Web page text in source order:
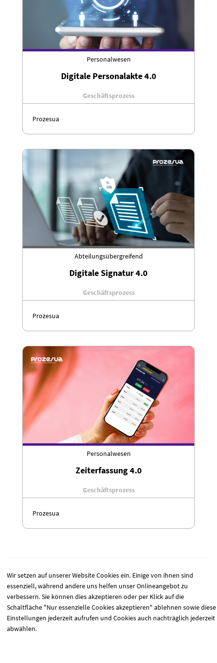
Personalwesen
Digitale Personalakte 4.0
Geschäftsprozess
Prozesua
Abteilungsübergreifend
Digitale Signatur 4.0
Geschäftsprozess
Prozesua
Personalwesen
Zeiterfassung 4.0
Geschäftsprozess
Prozesua
Wir setzen auf unserer Website Cookies ein. Einige von ihnen sind
essenziell, während andere uns helfen unser Onlineangebot zu
verbessern. Sie können dies akzeptieren oder per Klick auf die
Schaltfläche "Nur essenzielle Cookies akzeptieren" ablehnen sowie diese
Einstellungen jederzeit aufrufen und Cookies auch nachträglich jederzeit
abwählen.